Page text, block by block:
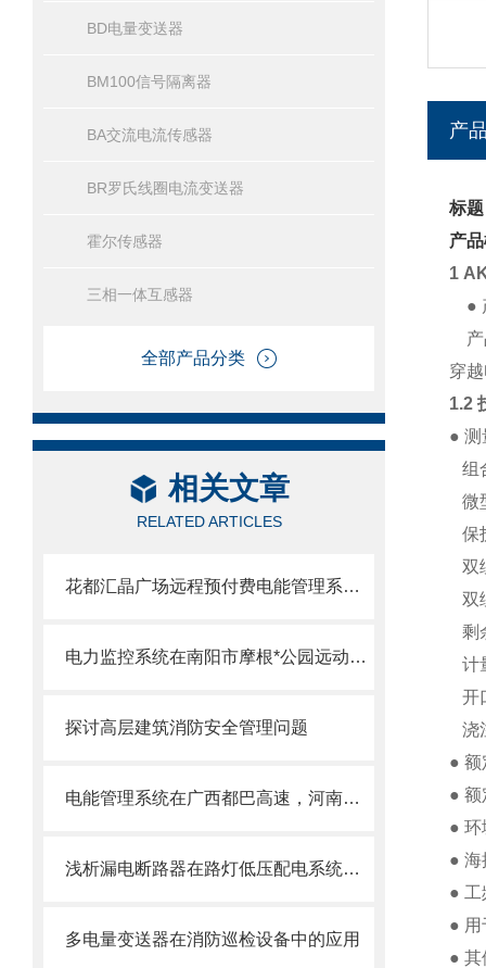
BD电量变送器
BM100信号隔离器
BA交流电流传感器
BR罗氏线圈电流变送器
霍尔传感器
三相一体互感器
全部产品分类
相关文章
RELATED ARTICLES
花都汇晶广场远程预付费电能管理系统的研究与应用
电力监控系统在南阳市摩根*公园远动柜项目的应用
探讨高层建筑消防安全管理问题
电能管理系统在广西都巴高速，河南某锂电公司，元气森林等项目的应用案例
浅析漏电断路器在路灯低压配电系统中的应用
多电量变送器在消防巡检设备中的应用
产
标
产
1
●
产
穿
1.2
● 测
组
微
保
双
双
剩
计
开
浇
● 额
● 额
●
● 海
● 工
● 用
● 其